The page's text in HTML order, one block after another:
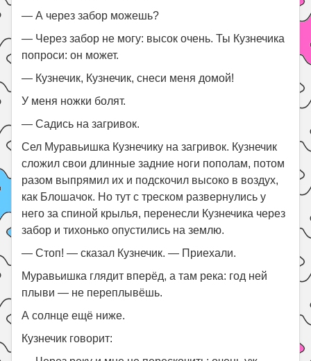
— А через забор можешь?
— Через забор не могу: высок очень. Ты Кузнечика
попроси: он может.
— Кузнечик, Кузнечик, снеси меня домой!
У меня ножки болят.
— Садись на загривок.
Сел Муравьишка Кузнечику на загривок. Кузнечик
сложил свои длинные задние ноги пополам, потом
разом выпрямил их и подскочил высоко в воздух,
как Блошачок. Но тут с треском развернулись у
него за спиной крылья, перенесли Кузнечика через
забор и тихонько опустились на землю.
— Стоп! — сказал Кузнечик. — Приехали.
Муравьишка глядит вперёд, а там река: год ней
плыви — не переплывёшь.
А солнце ещё ниже.
Кузнечик говорит: